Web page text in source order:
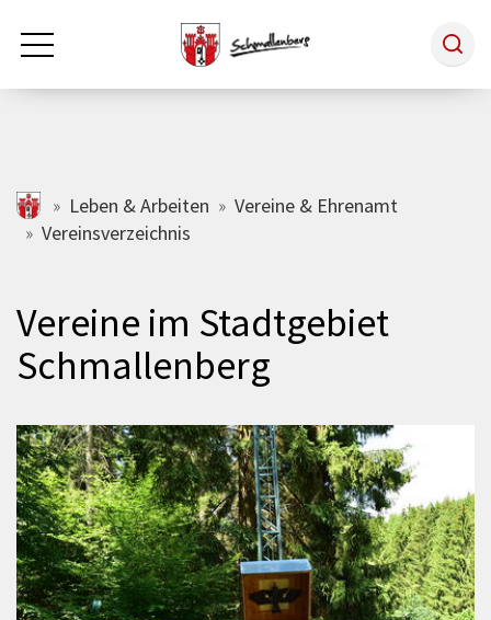
Zum Hauptinhalt springen
Rathaus & Politik
Tourismus
Wirtschaft
schmallenberg.de
Leben & Arbeiten
Vereine & Ehrenamt
Vereinsverzeichnis
Vereine im Stadtgebiet
Schmallenberg